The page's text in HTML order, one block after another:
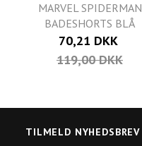
MARVEL SPIDERMAN
BADESHORTS BLÅ
70,21 DKK
119,00 DKK
TILMELD NYHEDSBREV